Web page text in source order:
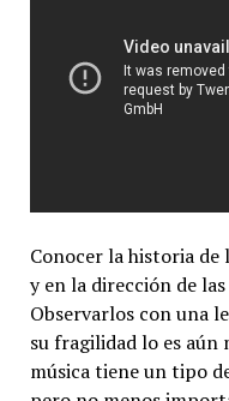
Conocer la historia de
y en la dirección de
Observarlos con una
su fragilidad lo es aún
música tiene un tipo